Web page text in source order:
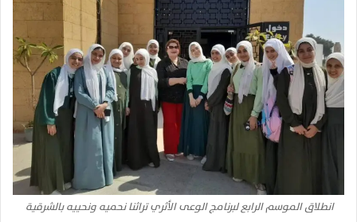
انطلاق الموسم الرابع لبرنامج الوعى الأثري تراثنا نحميه ونحييه بالشرقية